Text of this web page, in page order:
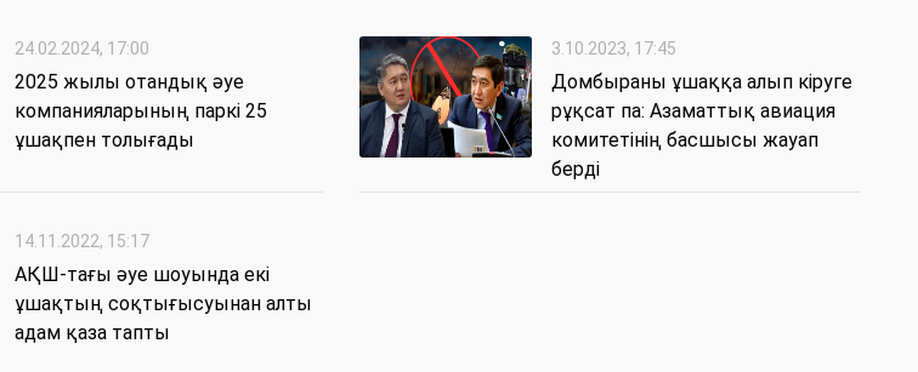
24.02.2024, 17:00
2025 жылы отандық әуе
компанияларының паркі 25
ұшақпен толығады
3.10.2023, 17:45
Домбыраны ұшаққа алып кіруге
рұқсат па: Азаматтық авиация
комитетінің басшысы жауап
берді
14.11.2022, 15:17
АҚШ-тағы әуе шоуында екі
ұшақтың соқтығысуынан алты
адам қаза тапты